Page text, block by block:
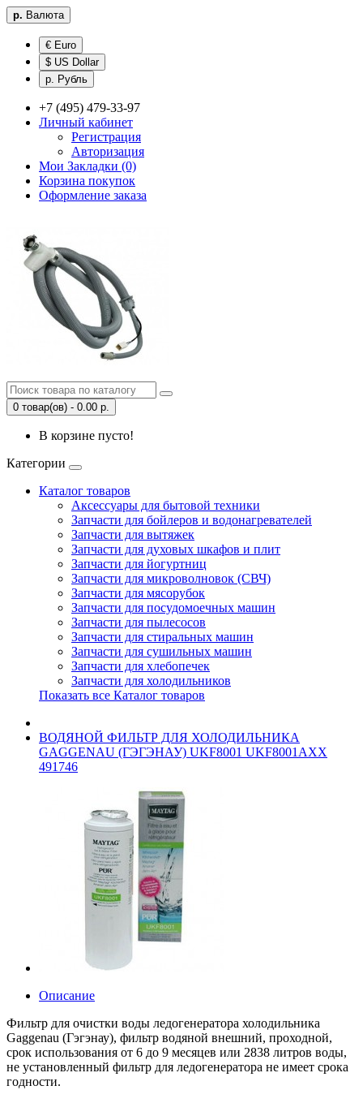
р. Валюта
€ Euro
$ US Dollar
р. Рубль
+7 (495) 479-33-97
Личный кабинет
Регистрация
Авторизация
Мои Закладки (0)
Корзина покупок
Оформление заказа
0 товар(ов) - 0.00 р.
В корзине пусто!
Категории
Каталог товаров
Аксессуары для бытовой техники
Запчасти для бойлеров и водонагревателей
Запчасти для вытяжек
Запчасти для духовых шкафов и плит
Запчасти для йогуртниц
Запчасти для микроволновок (СВЧ)
Запчасти для мясорубок
Запчасти для посудомоечных машин
Запчасти для пылесосов
Запчасти для стиральных машин
Запчасти для сушильных машин
Запчасти для хлебопечек
Запчасти для холодильников
Показать все Каталог товаров
ВОДЯНОЙ ФИЛЬТР ДЛЯ ХОЛОДИЛЬНИКА
GAGGENAU (ГЭГЭНАУ) UKF8001 UKF8001AXX
491746
Описание
Фильтр для очистки воды ледогенератора холодильника
Gaggenau (Гэгэнау), фильтр водяной внешний, проходной,
срок использования от 6 до 9 месяцев или 2838 литров воды,
не установленный фильтр для ледогенератора не имеет срока
годности.